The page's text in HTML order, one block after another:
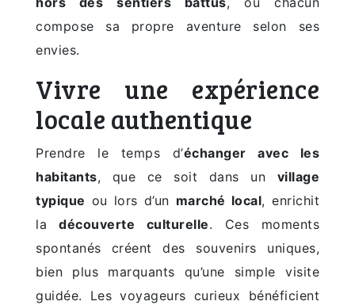
compose sa propre aventure selon ses
envies.
Vivre une expérience
locale authentique
Prendre le temps d’échanger avec les
habitants, que ce soit dans un village
typique ou lors d’un marché local, enrichit
ladécouverte culturelle. Ces moments
spontanés créent des souvenirs uniques,
bien plus marquants qu’une simple visite
guidée. Les voyageurs curieux bénéficient